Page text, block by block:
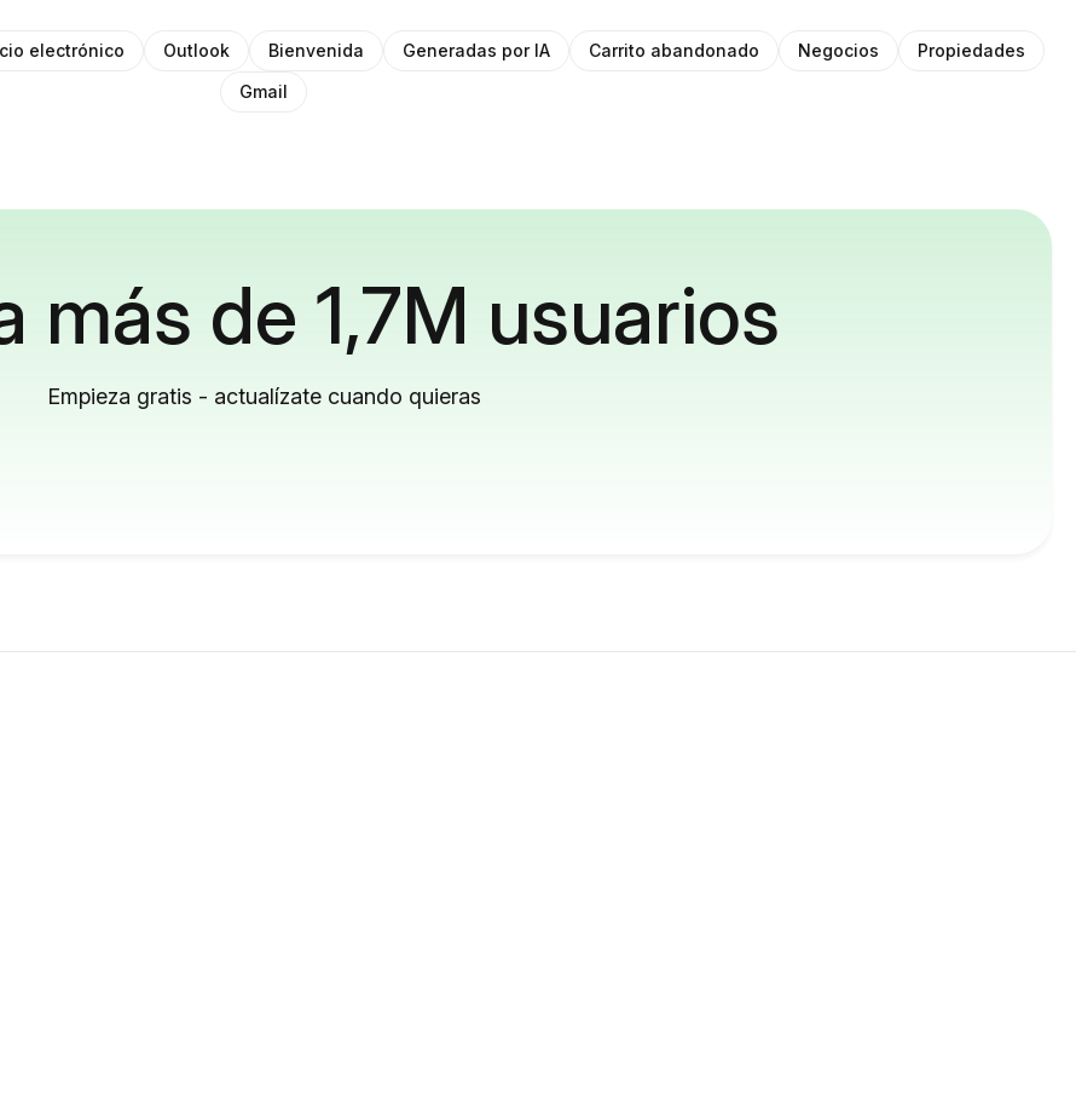
electrónico Outlook Bienvenida Generadas por IA Carrito abandonado Negocios
Propiedades
Gmail
más de 1,7M usuarios
Empieza gratis - actualízate cuando quieras